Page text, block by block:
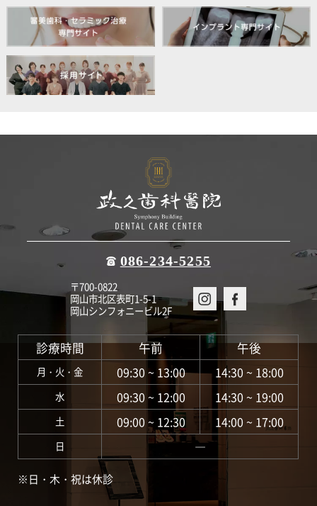
086-234-5255
〒700-0822
岡山市北区表町1-5-1
岡山シンフォニービル2F
診療時間 午前 午後
月・火・金 09:30 ~ 13:00 14:30 ~ 18:00
水 09:30 ~ 12:00 14:30 ~ 19:00
土 09:00 ~ 12:30 14:00 ~ 17:00
日 ―
※日・木・祝は休診